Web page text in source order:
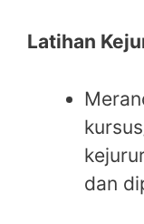
Latihan
dan